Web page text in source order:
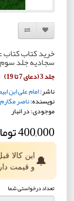
افزودن به لیست
مقایسه
خرید کتاب
سجادیه جلد سوم
جلد 3 (دعای 7 تا 19)
ناشر:امام علی ابن
نویسنده:ناصر
موجودی: در انبار
400,000 تومان
🔔این کالا
و قیمت
تعداد درخواستی شما